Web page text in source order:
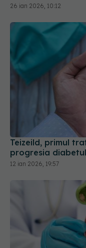
26 ian 2026, 10:12
Teizeild, primul
progresia
12 ian 2026, 19:57